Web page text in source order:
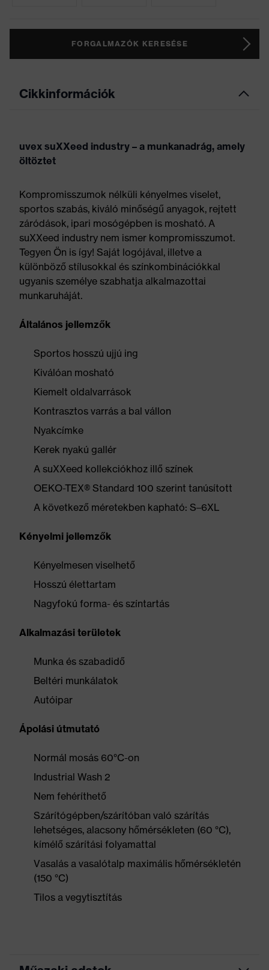
FORGALMAZÓK KERESÉSE
Cikkinformációk
uvex suXXeed industry – a munkanadrág, amely
öltöztet
Kompromisszumok nélküli kényelmes viselet,
sportos szabás, kiváló minőségű anyagok, rejtett
záródások, ipari mosógépben is mosható. A
suXXeed industry nem ismer kompromisszumot.
Tegyen Ön is így! Saját logójával, illetve a
különböző stílusokkal és színkombinációkkal
ugyanis személye szabhatja alkalmazottai
munkaruháját.
Általános jellemzők
Sportos hosszú ujjú ing
Kiválóan mosható
Kiemelt oldalvarrások
Kontrasztos varrás a bal vállon
Nyakcímke
Kerek nyakú gallér
A suXXeed kollekciókhoz illő színek
OEKO-TEX® Standard 100 szerint tanúsított
A következő méretekben kapható: S–6XL
Kényelmi jellemzők
Kényelmesen viselhető
Hosszú élettartam
Nagyfokú forma- és színtartás
Alkalmazási területek
Munka és szabadidő
Beltéri munkálatok
Autóipar
Ápolási útmutató
Normál mosás 60°C-on
Industrial Wash 2
Nem fehéríthető
Szárítógépben/szárítóban való szárítás
lehetséges, alacsony hőmérsékleten (60 °C),
kímélő szárítási folyamattal
Vasalás a vasalótalp maximális hőmérsékletén
(150 °C)
Tilos a vegytisztítás